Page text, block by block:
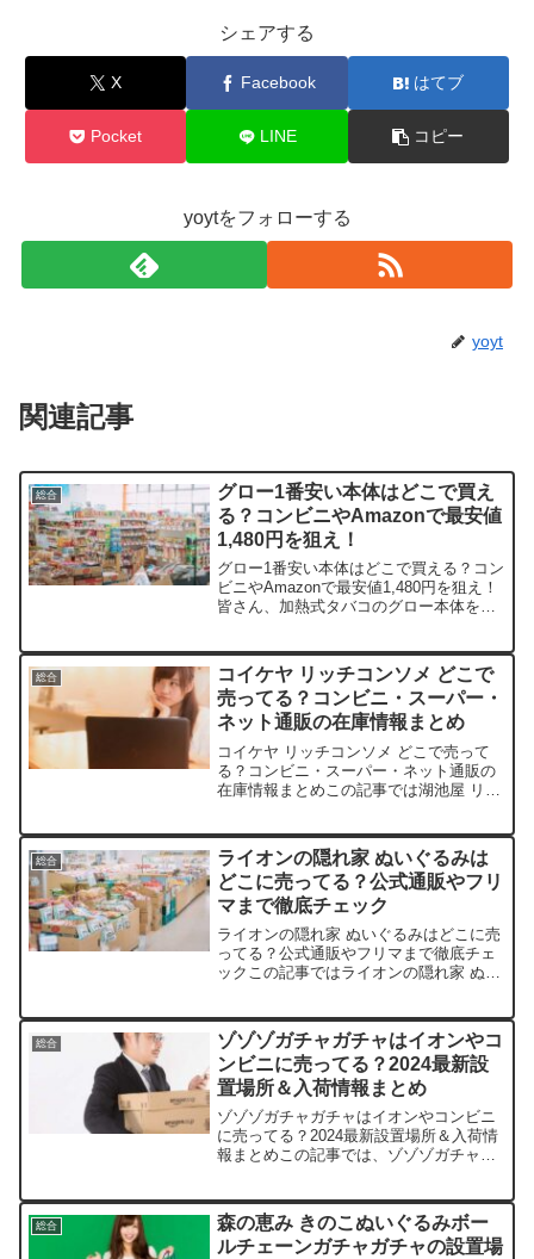
シェアする
X Facebook はてブ
Pocket LINE コピー
yoytをフォローする
yoyt
関連記事
総合
グロー1番安い本体はどこで買え
る？コンビニやAmazonで最安値
1,480円を狙え！
グロー1番安い本体はどこで買える？コン
ビニやAmazonで最安値1,480円を狙え！
皆さん、加熱式タバコのグロー本体を探
扱店や平均価格、安く買えるスポットを
サクッと紹介...
総合
コイケヤ リッチコンソメ どこで
売ってる？コンビニ・スーパー・
ネット通販の在庫情報まとめ
コイケヤ リッチコンソメ どこで売って
る？コンビニ・スーパー・ネット通販の
在庫情報まとめこの記事では湖池屋 リッ
紹介します。店舗単品価格 (60g)12袋セ
ット価格備考...
総合
ライオンの隠れ家 ぬいぐるみは
どこに売ってる？公式通販やフリ
マまで徹底チェック
ライオンの隠れ家 ぬいぐるみはどこに売
ってる？公式通販やフリマまで徹底チェ
ックこの記事ではライオンの隠れ家 ぬい
します。販売店価格帯特徴楽天市場約
3,000円～4,50...
総合
ゾゾゾガチャガチャはイオンやコ
ンビニに売ってる？2024最新設
置場所＆入荷情報まとめ
ゾゾゾガチャガチャはイオンやコンビニ
に売ってる？2024最新設置場所＆入荷情
報まとめこの記事では、ゾゾゾガチャガ
きの皆さん、ワクワクの収集生活をサポ
ートしますよ！店舗価...
総合
森の恵み きのこぬいぐるみボー
ルチェーンガチャガチャの設置場